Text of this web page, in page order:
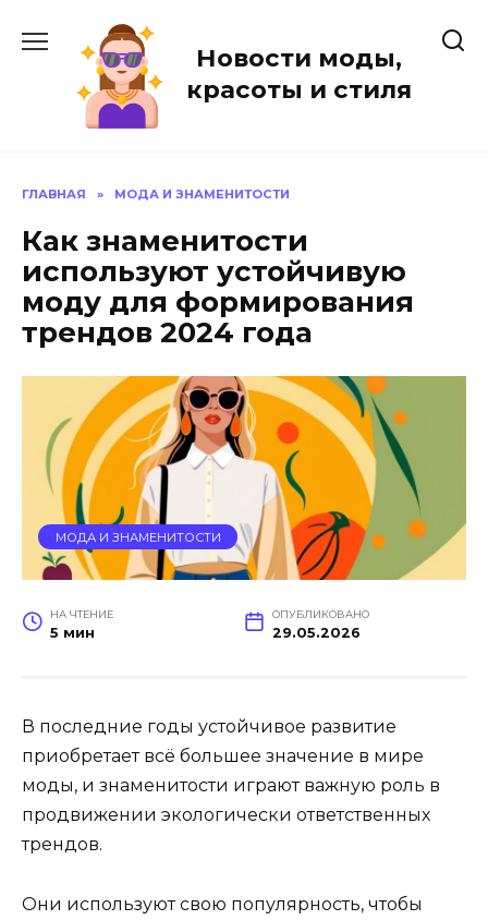
содержанию
Новости моды,
красоты и стиля
ГЛАВНАЯ » МОДА И ЗНАМЕНИТОСТИ
Как знаменитости
используют устойчивую
моду для формирования
трендов 2024 года
МОДА И ЗНАМЕНИТОСТИ
НА ЧТЕНИЕ
5 мин
ОПУБЛИКОВАНО
29.05.2026
В последние годы устойчивое развитие
приобретает всё большее значение в мире
моды, и знаменитости играют важную роль в
продвижении экологически ответственных
трендов.
Они используют свою популярность, чтобы